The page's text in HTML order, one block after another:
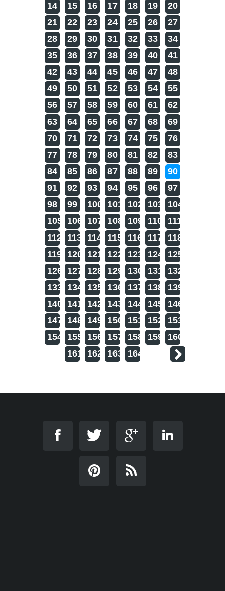
14
15 16 17 18 19
20
21
22 23 24 25 26
27
28
29 30 31 32 33
34
35
36 37 38 39 40
41
42
43 44 45 46 47
48
49
50 51 52 53 54
55
56
57 58 59 60 61
62
63
64 65 66 67 68
69
70
71 72 73 74 75
76
77
78 79 80 81 82
83
84
85 86 87 88 89
90
91
92 93 94 95 96
97
98
99 100 101 102 103
104
105
106 107 108 109 110
111
112
113 114 115 116 117
118
119
120 121 122 123 124
125
126
127 128 129 130 131
132
133
134 135 136 137 138
139
140
141 142 143 144 145
146
147
148 149 150 151 152
153
154
155 156 157 158 159
160
161
162 163 164